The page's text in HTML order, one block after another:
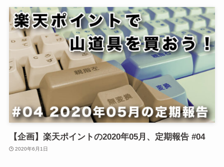
【企画】楽天ポイントの2020年05月、定期報告 #04
2020年6月1日